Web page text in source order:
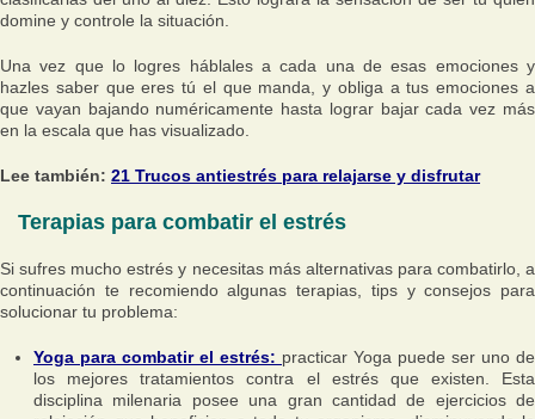
domine y controle la situación.
Una vez que lo logres háblales a cada una de esas emociones y
hazles saber que eres tú el que manda, y obliga a tus emociones a
que vayan bajando numéricamente hasta lograr bajar cada vez más
en la escala que has visualizado.
Lee también: 21 Trucos antiestrés para relajarse y disfrutar
Terapias para combatir el estrés
Si sufres mucho estrés y necesitas más alternativas para combatirlo, a
continuación te recomiendo algunas terapias, tips y consejos para
solucionar tu problema:
Yoga para combatir el estrés: practicar Yoga puede ser uno de
los mejores tratamientos contra el estrés que existen. Esta
disciplina milenaria posee una gran cantidad de ejercicios de